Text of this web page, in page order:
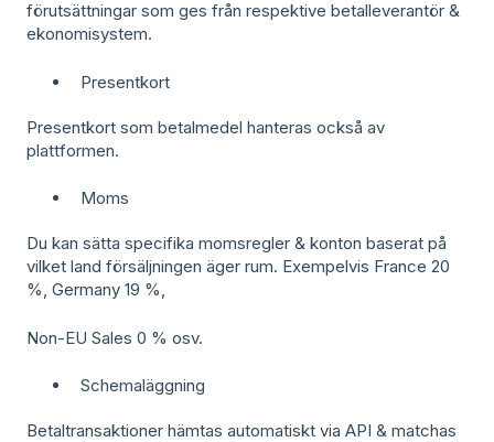
förutsättningar som ges från respektive betalleverantör &
ekonomisystem.
Presentkort
Presentkort som betalmedel hanteras också av
plattformen.
Moms
Du kan sätta specifika momsregler & konton baserat på
vilket land försäljningen äger rum. Exempelvis France 20
%, Germany 19 %,
Non-EU Sales 0 % osv.
Schemaläggning
Betaltransaktioner hämtas automatiskt via API & matchas